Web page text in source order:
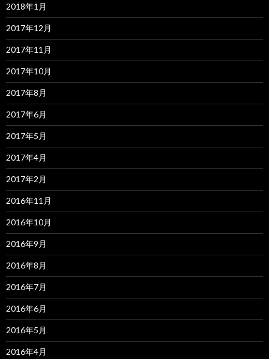
2018年1月
2017年12月
2017年11月
2017年10月
2017年8月
2017年6月
2017年5月
2017年4月
2017年2月
2016年11月
2016年10月
2016年9月
2016年8月
2016年7月
2016年6月
2016年5月
2016年4月